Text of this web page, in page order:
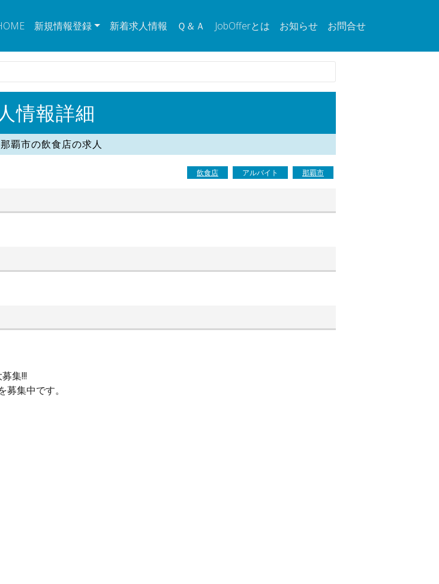
新規情報登録 新着求人情報 Ｑ＆Ａ JobOfferとは お知らせ お問合せ
情報詳細
覇市の飲食店の求人
飲食店 アルバイト 那覇市
集!!!
集中です。